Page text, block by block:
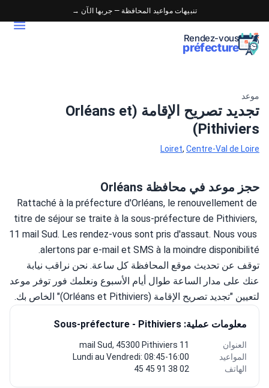
تنبيهات مواعيد المحافظة — جربها الآن →
Rendez-vous
préfecture
موعد
تجديد تصريح الإقامة (Orléans et
Pithiviers)
Loiret, Centre-Val de Loire
حجز موعد في محافظة Orléans
Rattaché à la préfecture d'Orléans, le renouvellement de
titre de séjour se traite à la sous-préfecture de Pithiviers,
11 mail Sud. Les rendez-vous sont pris d'assaut. Nous vous
alertons par e-mail et SMS à la moindre disponibilité.
لتعيين "تجديد تصريح الإقامة (Orléans et Pithiviers)" الخاص بك.
معلومات عملية: Sous-préfecture - Pithiviers
العنوان
11 mail Sud, 45300 Pithiviers
المواعيد
Lundi au Vendredi: 08:45-16:00
الهاتف
02 38 91 45 45